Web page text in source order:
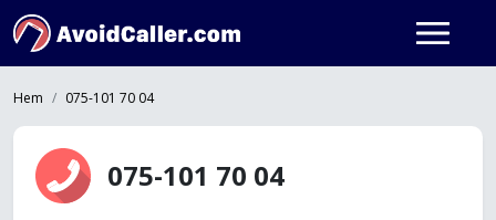
Hem 075-101 70 04
075-101 70 04